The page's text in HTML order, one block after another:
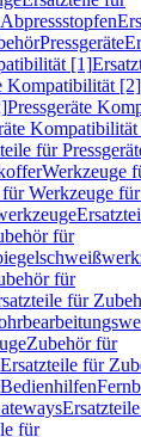
Abpressstopfen
Pressgeräte
[1]
Kompatibilität [2]
Pressgeräte
für
Werkzeuge
Werkzeuge
für
für
für
Zubehör für
Ersatzteile für
Bedienhilfen
für